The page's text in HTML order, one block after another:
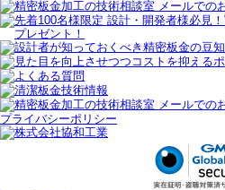
プライバシーポリシー